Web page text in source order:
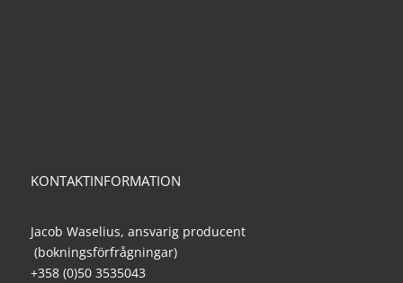
KONTAKTINFORMATION
Jacob Waselius, ansvarig producent
(bokningsförfrågningar)
+358 (0)50 3535043